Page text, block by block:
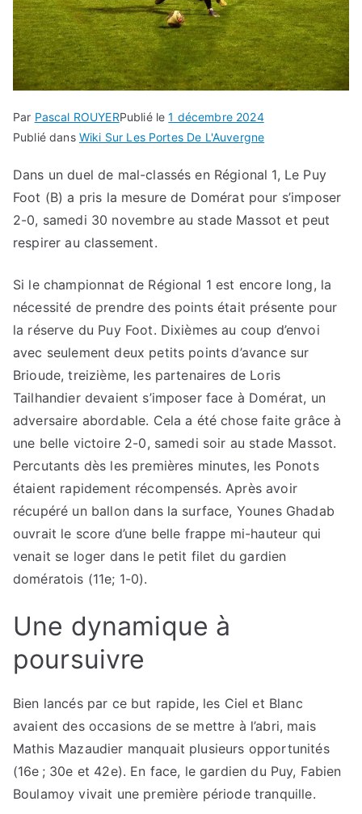
Par Pascal ROUYERPublié le1 décembre 2024
Publié dans Wiki Sur Les Portes De L'Auvergne
Dans un duel de mal-classés en Régional 1, Le Puy
Foot (B) a pris la mesure de Domérat pour s’imposer
2-0, samedi 30 novembre au stade Massot et peut
respirer au classement.
Si le championnat de Régional 1 est encore long, la
nécessité de prendre des points était présente pour
la réserve du Puy Foot. Dixièmes au coup d’envoi
avec seulement deux petits points d’avance sur
Brioude, treizième, les partenaires de Loris
Tailhandier devaient s’imposer face à Domérat, un
adversaire abordable. Cela a été chose faite grâce à
une belle victoire 2-0, samedi soir au stade Massot.
Percutants dès les premières minutes, les Ponots
étaient rapidement récompensés. Après avoir
récupéré un ballon dans la surface, Younes Ghadab
ouvrait le score d’une belle frappe mi-hauteur qui
venait se loger dans le petit filet du gardien
domératois (11e; 1-0).
Une dynamique à
poursuivre
Bien lancés par ce but rapide, les Ciel et Blanc
avaient des occasions de se mettre à l’abri, mais
Mathis Mazaudier manquait plusieurs opportunités
(16e ; 30e et 42e). En face, le gardien du Puy, Fabien
Boulamoy vivait une première période tranquille.